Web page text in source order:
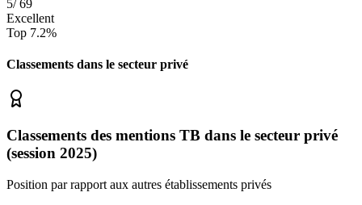
5/ 69
Excellent
Top 7.2%
Classements dans le secteur privé
Classements des mentions TB dans le secteur privé
(session 2025)
Position par rapport aux autres établissements privés